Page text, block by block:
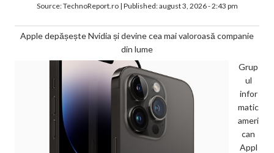
Source:TechnoReport.ro| Published:august 3, 2026 - 2:43 pm
Apple depășește Nvidia și devine cea mai valoroasă companie
din lume
Grup
ul
infor
matic
ameri
can
Appl